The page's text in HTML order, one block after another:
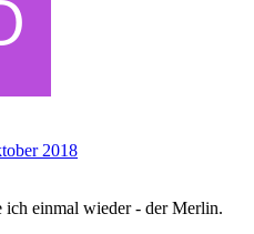
2018
ich einmal wieder - der Merlin.